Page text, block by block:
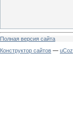
Полная версия сайта
Конструктор сайтов — uCoz